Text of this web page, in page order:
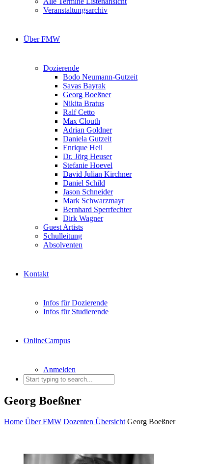
Veranstaltungsarchiv
Über FMW
Dozierende
Bodo Neumann-Gutzeit
Savas Bayrak
Georg Boeßner
Nikita Bratus
Ralf Cetto
Max Clouth
Adrian Goldner
Daniela Gutzeit
Enrique Heil
Dr. Jörg Heuser
Stefanie Hoevel
David Julian Kirchner
Daniel Schild
Jason Schneider
Mark Schwarzmayr
Bernhard Sperrfechter
Dirk Wagner
Guest Artists
Schulleitung
Absolventen
Kontakt
Infos für Dozierende
Infos für Studierende
OnlineCampus
Anmelden
Georg Boeßner
Home Über FMW Dozenten Übersicht Georg Boeßner